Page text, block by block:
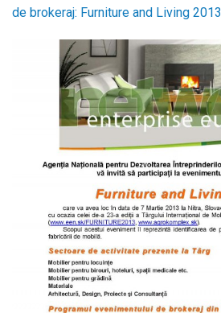
de brokeraj: Furniture and Living 2013